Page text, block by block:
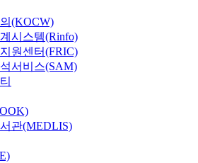
(KOCW)
시스템(Rinfo)
원센터(FRIC)
서비스(SAM)
관(MEDLIS)